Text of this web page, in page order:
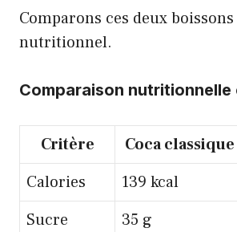
Comparons ces deux
nutritionnel.
Comparaison nutritionnelle
Critère Coca classique
Calories
139 kcal
Sucre
35 g